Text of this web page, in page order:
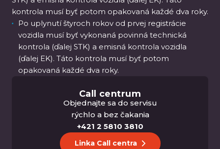
kontrola musí byť potom opakovaná každé dva roky.
Po uplynutí štyroch rokov od prvej registrácie
vozidla musí byť vykonaná povinná technická
kontrola (ďalej STK) a emisná kontrola vozidla
(ďalej EK). Táto kontrola musí byť potom
opakovaná každé dva roky.
Call centrum
Objednajte sa do servisu
rýchlo a bez čakania
+421 2 5810 3810
Linka Call centra